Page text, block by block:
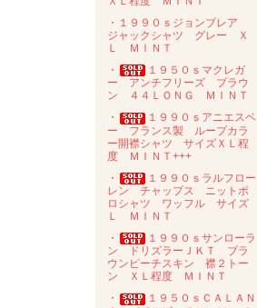
・１９９０ｓジョンブレア
ジャックシャツ グレー Ｘ
Ｌ ＭＩＮＴ
・
１９５０ｓマクレガ
ー アンチフリーズ ブラウ
ン ４４ＬＯＮＧ ＭＩＮＴ
・
１９９０ｓアニエスベ
ー フランス製 ループカラ
ー開襟シャツ サイズＸＬ程
度 ＭＩＮＴ+++
・
１９９０ｓラルフロー
レン チャップス ニットポ
ロシャツ ワッフル サイズ
Ｌ ＭＩＮＴ
・
１９９０ｓサンローラ
ン ドリズラーＪＫＴ ブラ
ウンピーチスキン 襟２トー
ン ＸＬ程度 ＭＩＮＴ
・
１９５０ｓＣＡＬＡＮ